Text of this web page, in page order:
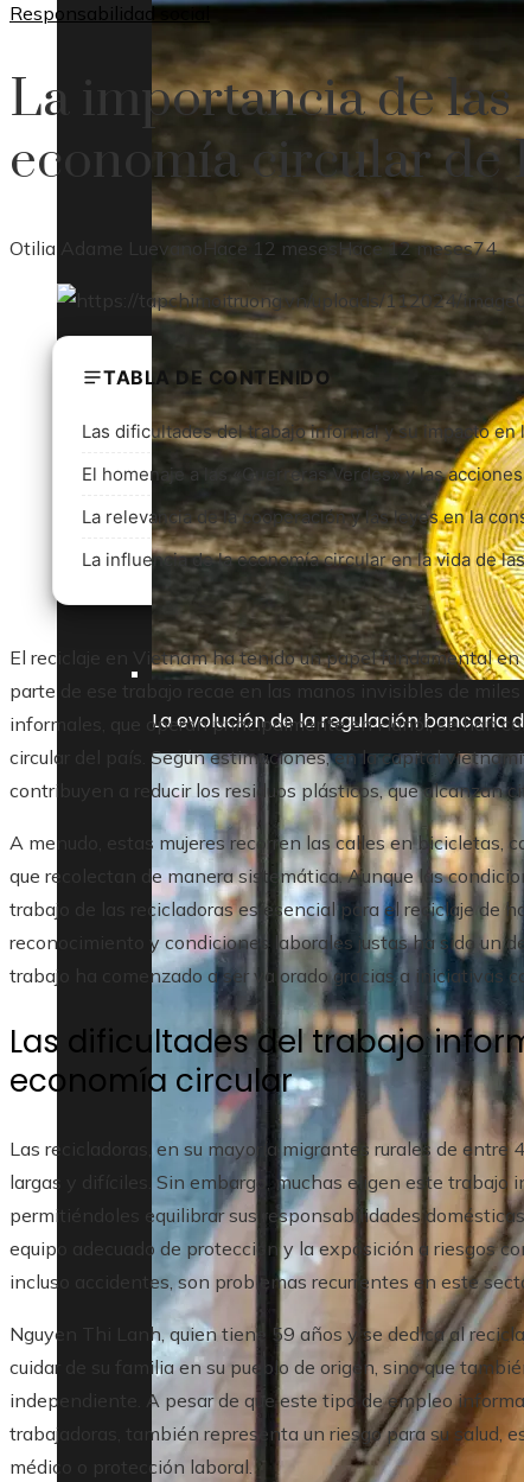
La evolución de la regulación bancaria
Responsabilidad social
La importancia de
economía circular de
Otilia Adame Luevano Hace 12 mesesHace 12 meses74
TABLA DE CONTENIDO
Las dificultades del trabajo informal y su impacto en
El homenaje a las «Guerreras Verdes» y las
La relevancia de la cooperación y las leyes en la
La influencia de la economía circular en la vida de
El reciclaje en Vietnam ha tenido un papel fundamental
parte de ese trabajo recae en las manos invisibles de miles
informales, que operan principalmente en Hanói, se han
circular del país. Según estimaciones, en la capital
contribuyen a reducir los residuos plásticos, que alcanzan
A menudo, estas mujeres recorren las calles en bicicletas,
que recolectan de manera sistemática. Aunque las
trabajo de las recicladoras es esencial para el reciclaje de
reconocimiento y condiciones laborales justas ha sido un
trabajo ha comenzado a ser valorado gracias a iniciativas
Las dificultades del trabajo
economía circular
Las recicladoras, en su mayoría migrantes rurales de
largas y difíciles. Sin embargo, muchas eligen este trabajo
permitiéndoles equilibrar sus responsabilidades
equipo adecuado de protección y la exposición a riesgos
incluso accidentes, son problemas recurrentes en este
Nguyen Thi Lanh, quien tiene 59 años y se dedica al
cuidar de su familia en su pueblo de origen, sino que
independiente. A pesar de que este tipo de empleo
trabajadoras, también representa un riesgo para su salud,
médico o protección laboral.